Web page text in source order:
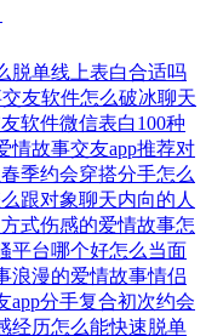
脱单线上表白合适吗
交友软件怎么破冰聊天
软件微信表白100种
情故事交友app推荐对
季约会穿搭分手怎么
跟对象聊天内向的人
式伤感的爱情故事怎
平台哪个好怎么当面
浪漫的爱情故事情侣
app分手复合初次约会
经历怎么能快速脱单